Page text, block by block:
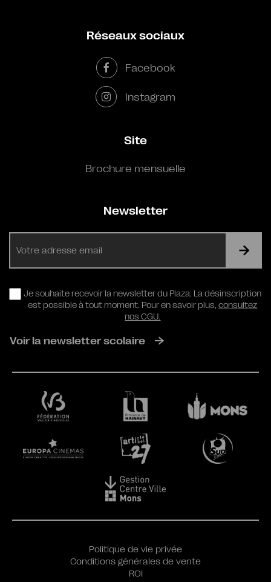
Réseaux sociaux
Facebook
Instagram
Site
Brochure mensuelle
Newsletter
RGPD
Je souhaite recevoir la newsletter du Plaza. La désinscription
est possible à tout moment. Pour en savoir plus,consultez
nos CGU.
Voir la newsletter scolaire
Politique de vie privée
Conditions générales de vente
ROI